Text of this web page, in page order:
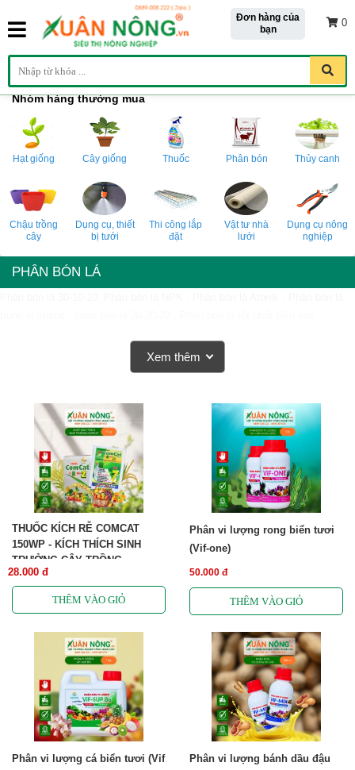
Đơn hàng của
bạn
0
Nhóm hàng thường mua
Hạt giống Cây giống Thuốc Phân bón Thủy canh
Chậu trồng
cây
Dụng cụ, thiết
bị tưới
Thi công lắp
đặt
Vật tư nhà
lưới
Dụng cụ nông
nghiệp
PHÂN BÓN LÁ
Xem thêm
THUỐC KÍCH RỄ COMCAT
150WP - KÍCH THÍCH SINH
TRƯỞNG CÂY TRỒNG
28.000 đ
Phân vi lượng rong biển tươi
(Vif-one)
50.000 đ
Phân vi lượng cá biển tươi (Vif
Phân vi lượng bánh dầu đậu